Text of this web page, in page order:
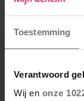
Toestemming
Verantwoord
Wij en onze